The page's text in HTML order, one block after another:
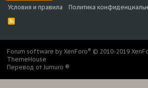
Условия и правила
Политика
R
Forum software by XenForo® © 2010-2019
ThemeHouse
Перевод от Jumuro ®